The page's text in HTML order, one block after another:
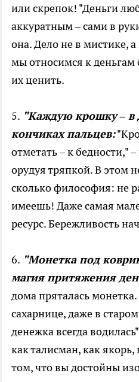
или скрепок! "Деньги
аккуратным – сами в
она. Дело не в мистике,
мы относимся к деньгам
их ценить.
5. "Каждую крошку – в
кончиках пальцев:
отметать – к бедности,"
орудуя тряпкой. В этом
сколько философия: не
имеешь! Даже самая
ресурс. Бережливость
6. "Монетка под
магия притяжения
дома пряталась
сахарнице, даже в
денежка всегда
как талисман, как
том, что вы достойны